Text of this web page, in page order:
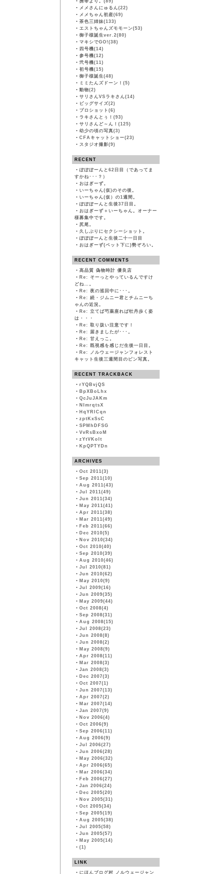
・ 携帯より。(89)
・ メメさんにゅるん(22)
・ メメちゃん初産(69)
・ 茶色三姉妹(133)
・ エストちゃんズモモーン(53)
・ 御子様誕生ver.2(80)
・ マキシでGO!(38)
・ 四号機(14)
・ 参号機(12)
・ 弐号機(11)
・ 初号機(15)
・ 御子様誕生(48)
・ ミミたんズドーン！(5)
・ 動物(2)
・ サリさんVSラキさん(14)
・ ビッグサイズ(2)
・ プロショット(6)
・ ラキさんとぅ！(93)
・ サリさんど～ん！(125)
・ 幼少の頃の写真(3)
・ CFAキャットショー(23)
・ スタジオ撮影(9)
RECENT
・ ぽぽぽーんと62日目（であってま
すかね･･･？）
・ おはぎーず。
・ いーちゃん(仮)のその後。
・ いーちゃん(仮）の1週間。
・ ぽぽぽーんと生後37日目。
・ おはぎーず＋いーちゃん。オーナー
様募集中です。
・ 尻尾。
・ 久しぶりにセクシーショット。
・ ぽぽぽーんと生後二十一日目
・ おはぎーず(ベット下に)勢ぞろい。
RECENT COMMENTS
・ 高品質 偽物時計 優良店
・ Re: そーっとやっているんですけ
どね…。
・ Re: 夜の巡回中に･･･。
・ Re: 続・ジムニー君とチムニーち
ゃんの近況。
・ Re: 立てば芍薬座れば牡丹歩く姿
は・・・
・ Re: 取り扱い注意です！
・ Re: 届きましたが･･･。
・ Re: 甘えっこ。
・ Re: 既視感を感じだ生後一日目。
・ Re: ノルウェージャンフォレスト
キャット生後三週間目のピン写真。
RECENT TRACKBACK
・ rYQBvjQS
・ BpXBoLhx
・ QcJuJAKm
・ NImrqtsX
・ HqYRlCqn
・ zptKxSsC
・ SPMhDFSG
・ VvRsBxoM
・ zYtVKoIt
・ KpQPTYDn
ARCHIVES
・ Oct 2011(3)
・ Sep 2011(10)
・ Aug 2011(43)
・ Jul 2011(49)
・ Jun 2011(34)
・ May 2011(41)
・ Apr 2011(38)
・ Mar 2011(49)
・ Feb 2011(66)
・ Dec 2010(5)
・ Nov 2010(34)
・ Oct 2010(40)
・ Sep 2010(39)
・ Aug 2010(46)
・ Jul 2010(81)
・ Jun 2010(62)
・ May 2010(9)
・ Jul 2009(16)
・ Jun 2009(35)
・ May 2009(44)
・ Oct 2008(4)
・ Sep 2008(31)
・ Aug 2008(15)
・ Jul 2008(23)
・ Jun 2008(8)
・ Jun 2008(2)
・ May 2008(9)
・ Apr 2008(11)
・ Mar 2008(3)
・ Jan 2008(3)
・ Dec 2007(3)
・ Oct 2007(1)
・ Jun 2007(13)
・ Apr 2007(2)
・ Mar 2007(14)
・ Jan 2007(9)
・ Nov 2006(4)
・ Oct 2006(9)
・ Sep 2006(11)
・ Aug 2006(9)
・ Jul 2006(27)
・ Jun 2006(28)
・ May 2006(32)
・ Apr 2006(65)
・ Mar 2006(34)
・ Feb 2006(27)
・ Jan 2006(24)
・ Dec 2005(20)
・ Nov 2005(31)
・ Oct 2005(34)
・ Sep 2005(19)
・ Aug 2005(38)
・ Jul 2005(58)
・ Jun 2005(57)
・ May 2005(14)
・ (1)
LINK
・ にほんブログ村 ノルウェージャン